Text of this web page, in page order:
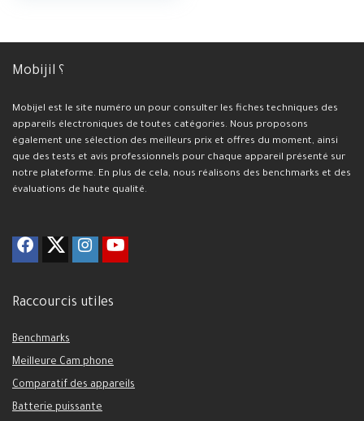
Mobijil ؟
Mobijel est le site numéro un pour consulter les fiches techniques des
appareils électroniques de toutes catégories. Nous proposons
également une sélection des meilleurs prix et offres du moment, ainsi
que des tests et avis professionnels pour chaque appareil présenté sur
notre plateforme. En plus de cela, nous réalisons des benchmarks et des
évaluations de haute qualité.
Raccourcis utiles
Benchmarks
Meilleure Cam phone
Comparatif des appareils
Batterie puissante